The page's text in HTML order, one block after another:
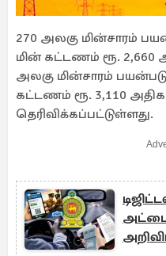
270 அலகு மின்சாரம்
மின் கட்டணம் ரூ. 2,660
அலகு மின்சாரம்
கட்டணம் ரூ. 3,110
தெரிவிக்கப்பட்டுள்ளது.